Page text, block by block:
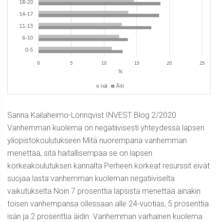
Sanna Kailaheimo-Lönnqvist INVEST Blog 2/2020
Vanhemman kuolema on negatiivisesti yhteydessä lapsen
yliopistokoulutukseen Mitä nuorempana vanhemman
menettää, sitä haitallisempaa se on lapsen
korkeakoulutuksen kannalta Perheen korkeat resurssit eivät
suojaa lasta vanhemman kuoleman negatiiviselta
vaikutukselta Noin 7 prosenttia lapsista menettää ainakin
toisen vanhempansa ollessaan alle 24-vuotias, 5 prosenttia
isän ja 2 prosenttia äidin. Vanhemman varhainen kuolema